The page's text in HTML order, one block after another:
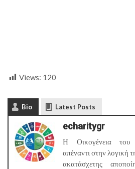
Views: 120
Bio Latest Posts
echaritygr
Η Οικογένεια
απέναντι στην λογική
ακατάσχετης